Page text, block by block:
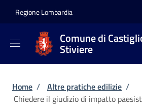
Regione Lombardia
Comune di
Stiviere
Briciole di pane
Home / Altre pratiche edilizie /
Chiedere il giudizio di impatto